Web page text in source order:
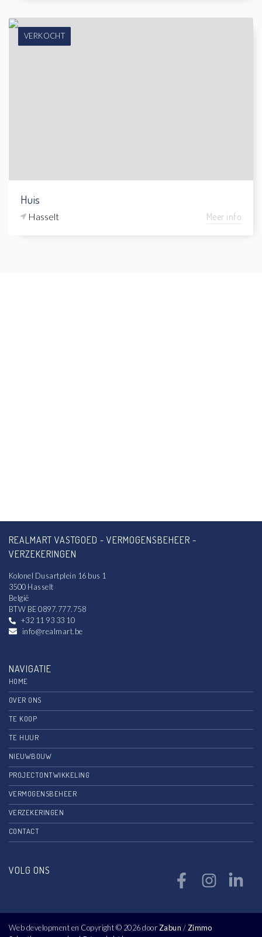
VERKOCHT
Huis
Hasselt Meer info
REALMART VASTGOED - VERMOGENSBEHEER -
VERZEKERINGEN
Kolonel Dusartplein 16 bus 1
3500 Hasselt
België
BTW BE 0897.777.758
+32 11 93 33 10
info@realmart.be
NAVIGATIE
HOME
OVER ONS
TE KOOP
TE HUUR
NIEUWBOUW
PROJECTONTWIKKELING
VERMOGENSBEHEER
VERZEKERINGEN
CONTACT
VOLG ONS
Web development en Copyright © 2026 door Zabun / Zimmo